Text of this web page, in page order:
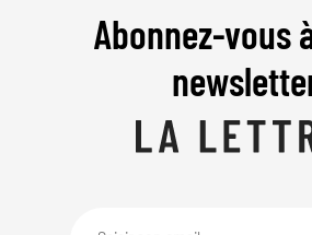
Abonnez-vous